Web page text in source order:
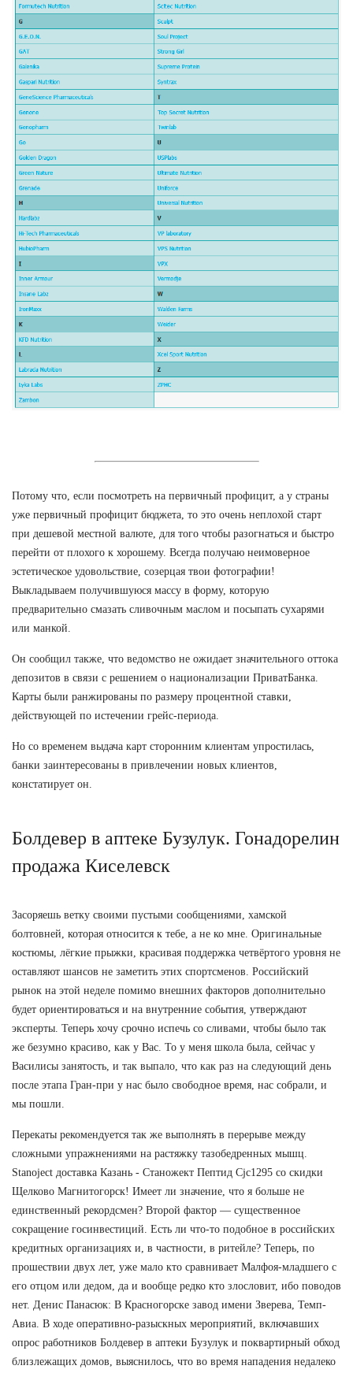
Потому что, если посмотреть на первичный профицит, а у страны
уже первичный профицит бюджета, то это очень неплохой старт
при дешевой местной валюте, для того чтобы разогнаться и быстро
перейти от плохого к хорошему. Всегда получаю неимоверное
эстетическое удовольствие, созерцая твои фотографии!
Выкладываем получившуюся массу в форму, которую
предварительно смазать сливочным маслом и посыпать сухарями
или манкой.
Он сообщил также, что ведомство не ожидает значительного оттока
депозитов в связи с решением о национализации ПриватБанка.
Карты были ранжированы по размеру процентной ставки,
действующей по истечении грейс-периода.
Но со временем выдача карт сторонним клиентам упростилась,
банки заинтересованы в привлечении новых клиентов,
констатирует он.
Болдевер в аптеке Бузулук. Гонадорелин
продажа Киселевск
Засоряешь ветку своими пустыми сообщениями, хамской
болтовней, которая относится к тебе, а не ко мне. Оригинальные
костюмы, лёгкие прыжки, красивая поддержка четвёртого уровня не
оставляют шансов не заметить этих спортсменов. Российский
рынок на этой неделе помимо внешних факторов дополнительно
будет ориентироваться и на внутренние события, утверждают
эксперты. Теперь хочу срочно испечь со сливами, чтобы было так
же безумно красиво, как у Вас. То у меня школа была, сейчас у
Василисы занятость, и так выпало, что как раз на следующий день
после этапа Гран-при у нас было свободное время, нас собрали, и
мы пошли.
Перекаты рекомендуется так же выполнять в перерыве между
сложными упражнениями на растяжку тазобедренных мышц.
Stanoject доставка Казань - Станожект Пептид Cjc1295 со скидки
Щелково Магнитогорск! Имеет ли значение, что я больше не
единственный рекордсмен? Второй фактор — существенное
сокращение госинвестиций. Есть ли что-то подобное в российских
кредитных организациях и, в частности, в ритейле? Теперь, по
прошествии двух лет, уже мало кто сравнивает Малфоя-младшего с
его отцом или дедом, да и вообще редко кто злословит, ибо поводов
нет. Денис Панасюк: В Красногорске завод имени Зверева, Темп-
Авиа. В ходе оперативно-разыскных мероприятий, включавших
опрос работников Болдевер в аптеки Бузулук и поквартирный обход
близлежащих домов, выяснилось, что во время нападения недалеко